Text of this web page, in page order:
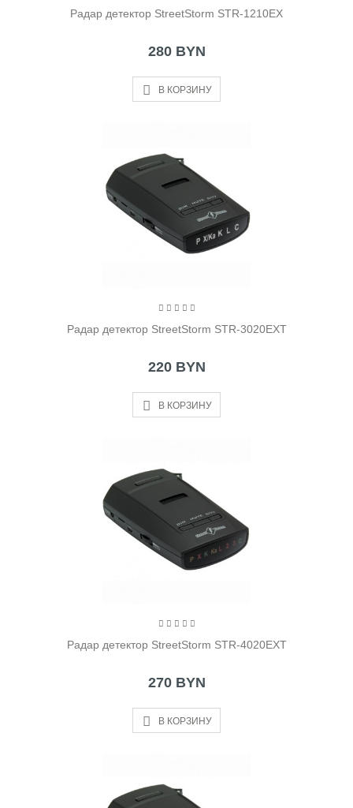
Радар детектор StreetStorm STR-1210EX
280 BYN
В КОРЗИНУ
Радар детектор StreetStorm STR-3020EXT
220 BYN
В КОРЗИНУ
Радар детектор StreetStorm STR-4020EXT
270 BYN
В КОРЗИНУ